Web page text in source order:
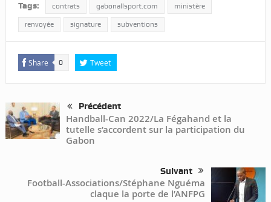
Tags: contrats gabonallsport.com ministère
renvoyée signature subventions
Share 0 Tweet
Précédent
Handball-Can 2022/La Fégahand et la
tutelle s’accordent sur la participation du
Gabon
Suivant
Football-Associations/Stéphane Nguéma
claque la porte de l’ANFPG